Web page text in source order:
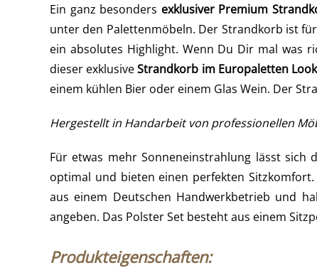
Ein ganz besonders exklusiver Premium
unter den Palettenmöbeln. Der Strandkorb ist
ein absolutes Highlight. Wenn Du Dir mal was
dieser exklusiveStrandkorb im Europaletten Look
einem kühlen Bier oder einem Glas Wein. Der
Hergestellt in Handarbeit von professionellen
Für etwas mehr Sonneneinstrahlung lässt sich
optimal und bieten einen perfekten
aus einem Deutschen Handwerkbetrieb und
angeben. Das Polster Set besteht aus einem
Produkteigenschaften: